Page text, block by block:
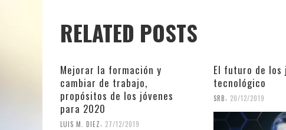
RELATED POSTS
Mejorar la formación y
cambiar de trabajo,
propósitos de los jóvenes
para 2020
LUIS M. DIEZ, 27/12/2019
El futuro de los
tecnológico
SRB, 20/12/2019